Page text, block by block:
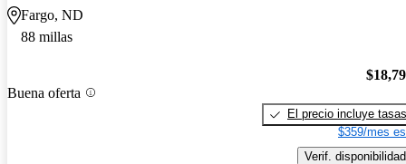
Fargo, ND
88 millas
Buena oferta
El precio incluye tasas
$359/mes
Verif. disponibilidad